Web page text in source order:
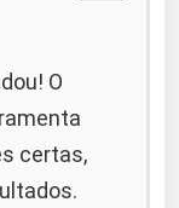
O
certas,